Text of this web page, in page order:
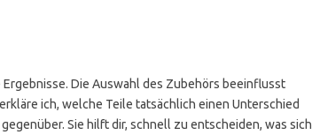
Die Auswahl des Zubehörs beeinflusst
ich, welche Teile tatsächlich einen Unterschied
Sie hilft dir, schnell zu entscheiden, was sich